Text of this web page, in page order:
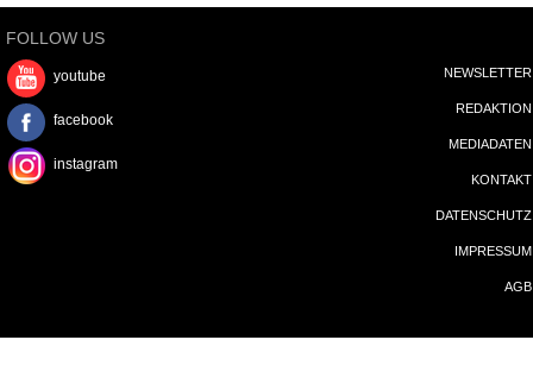
FOLLOW US
youtube
facebook
instagram
NEWSLETTER
REDAKTION
MEDIADATEN
KONTAKT
DATENSCHUTZ
IMPRESSUM
AGB